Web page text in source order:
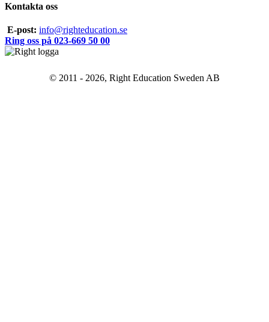
Kontakta oss
E-post: info@righteducation.se
Ring oss på 023-669 50 00
© 2011 - 2026, Right Education Sweden AB